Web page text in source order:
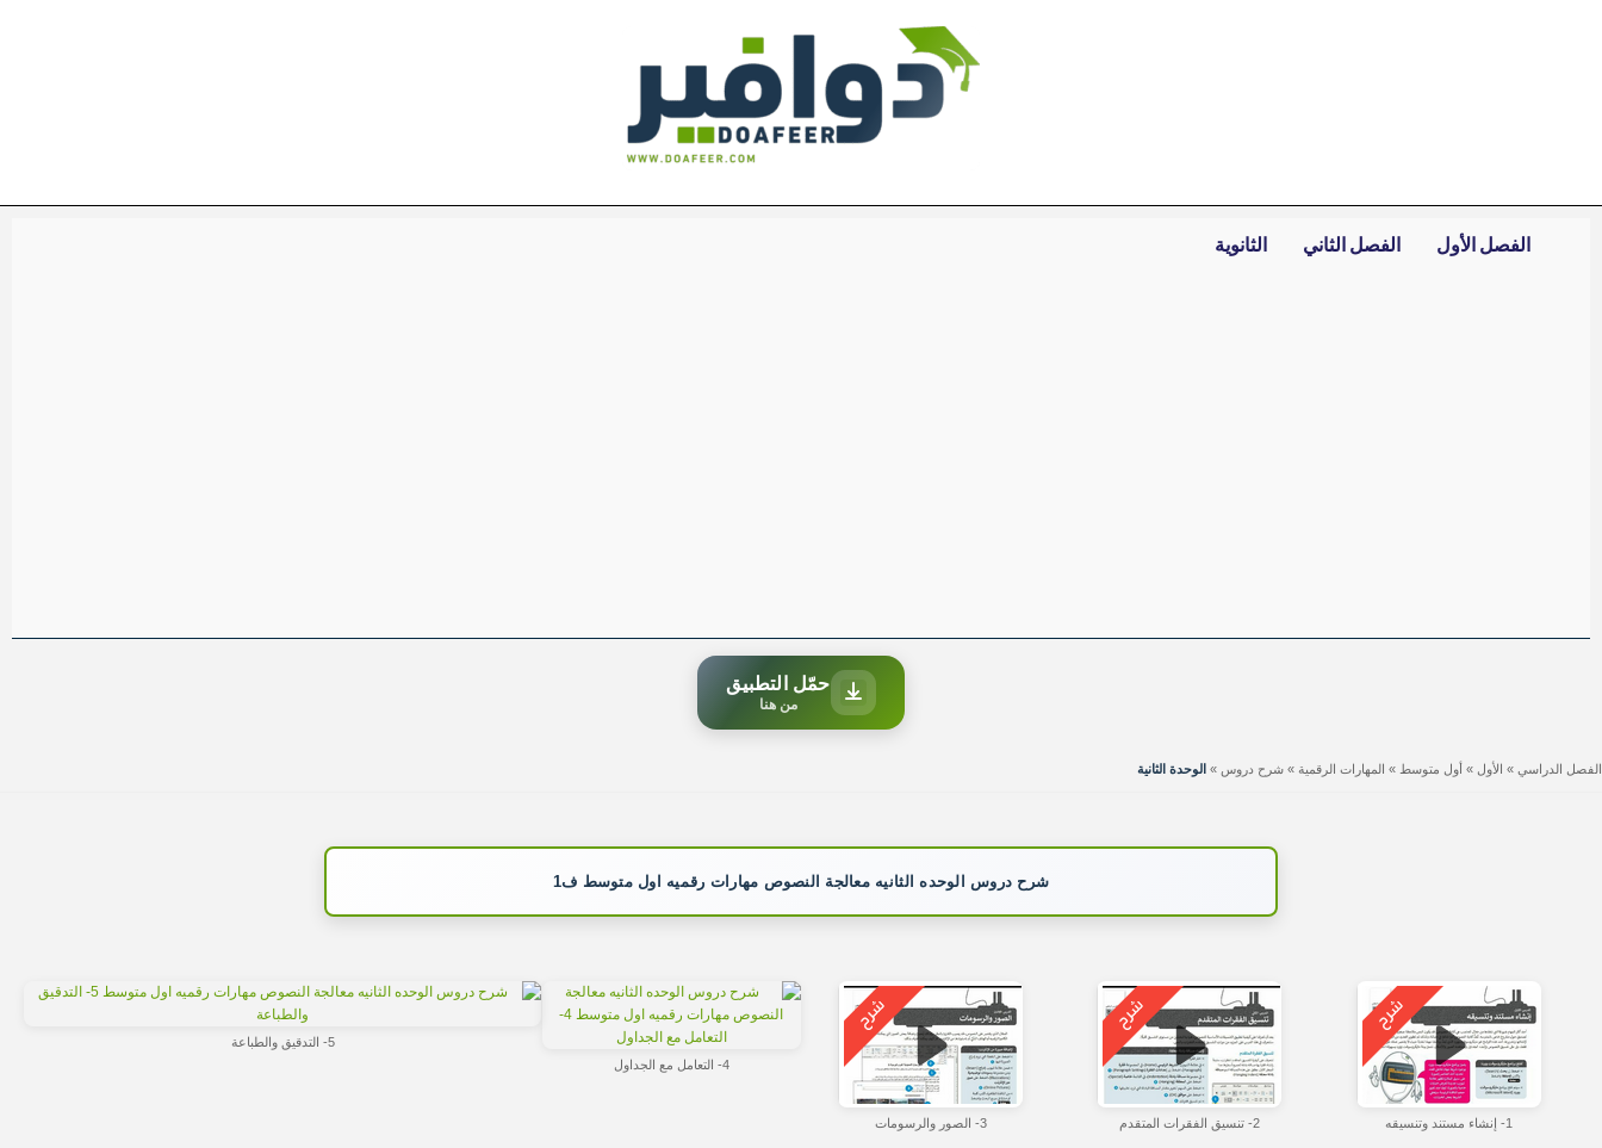
الفصل الأول الفصل الثاني الثانوية
حمّل التطبيق
من هنا
الفصل الدراسي » الأول » أول متوسط » المهارات الرقمية » شرح دروس » الوحدة الثانية
شرح دروس الوحده الثانيه معالجة النصوص مهارات رقميه اول متوسط ف1
1- إنشاء مستند وتنسيقه 2- تنسيق الفقرات المتقدم 3- الصور والرسومات
4- التعامل مع الجداول
5- التدقيق والطباعة